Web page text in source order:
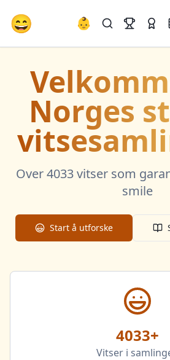
😄 👶
Norges
Over4033vitser som
smile
Start å utforske
4033+
Vitser i